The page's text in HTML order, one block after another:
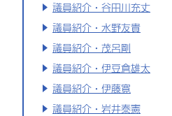
議員紹介・谷田川充丈
議員紹介・水野友貴
議員紹介・茂呂剛
議員紹介・伊豆倉雄太
議員紹介・伊藤寛
議員紹介・岩井泰憲